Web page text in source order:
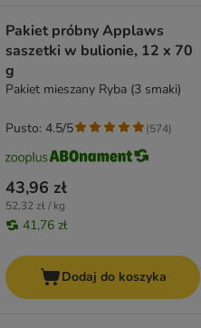
Pakiet próbny Applaws
saszetki w bulionie, 12 x 70
g
Pakiet mieszany Ryba (3 smaki)
43,96 zł
52,32 zł / kg
41,76 zł
Pusto: 4.5/5 (574)
Dodaj do koszyka